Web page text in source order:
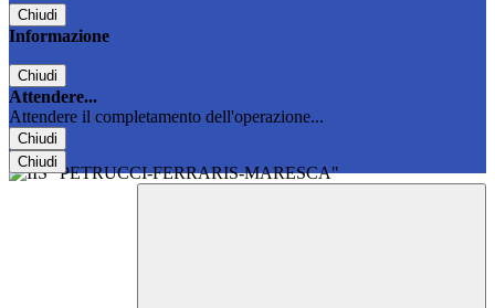
Chiudi
Informazione
Chiudi
Attendere...
Attendere il completamento dell'operazione...
Chiudi
Chiudi